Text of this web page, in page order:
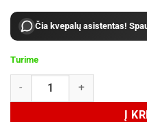
Čia kvepalų asistentas!
Turime
produkto kiekis: Kajal Classic
Į